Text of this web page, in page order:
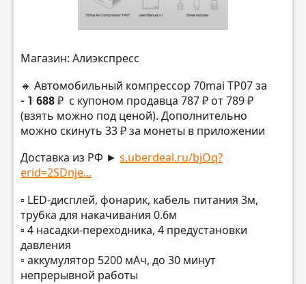
Магазин: Алиэкспресс
🔸 Автомобильный компрессор 70mai TP07 за
- 1 688 ₽ с купоном продавца 787 ₽ от 789 ₽
(взять можно под ценой). Дополнительно
можно скинуть 33 ₽ за монеты в приложении
Доставка из РФ ► s.uberdeal.ru/bjOq?
erid=2SDnje...
▫️ LED-дисплей, фонарик, кабель питания 3м,
трубка для накачивания 0.6м
▫️ 4 насадки-переходника, 4 предустановки
давления
▫️ аккумулятор 5200 мАч, до 30 минут
непрерывной работы